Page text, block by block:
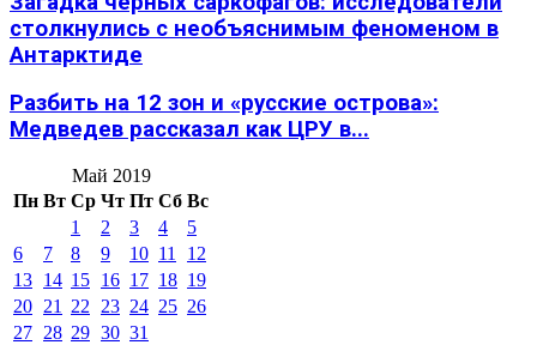
столкнулись с необъяснимым феноменом в
Антарктиде
Разбить на 12 зон и «русские острова»:
Медведев рассказал как ЦРУ в...
Май 2019
Пн Вт Ср Чт Пт Сб Вс
1
2 3 4
5
6
7 8 9 10 11
12
13 14 15 16 17 18 19
20 21 22 23 24 25 26
27 28 29 30 31